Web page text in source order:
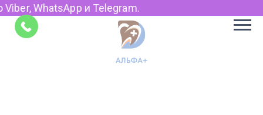
WhatsApp и Telegram.